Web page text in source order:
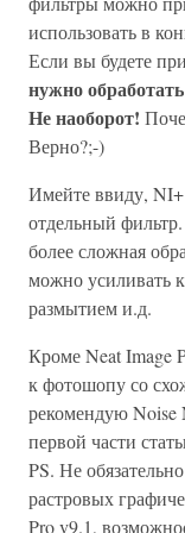
использовать в
Если вы будете
нужно
Не наоборот!
Верно?;-)
Имейте ввиду, NI+
отдельный
более сложная
можно усиливать
размытием и.д.
Кроме Neat Image
к фотошопу со
рекомендую Noise
первой части
PS. Не
растровых
Pro v9.1,